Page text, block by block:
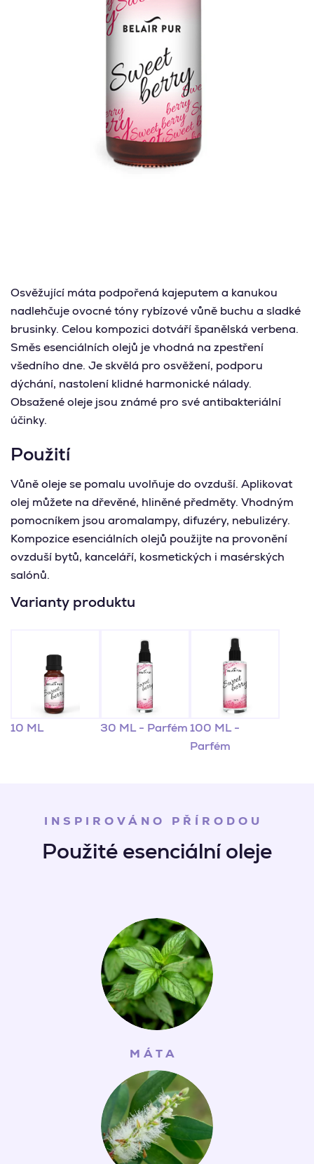
Osvěžující máta podpořená kajeputem a kanukou
nadlehčuje ovocné tóny rybízové vůně buchu a sladké
brusinky. Celou kompozici dotváří španělská verbena.
Směs esenciálních olejů je vhodná na zpestření
všedního dne. Je skvělá pro osvěžení, podporu
dýchání, nastolení klidné harmonické nálady.
Obsažené oleje jsou známé pro své antibakteriální
účinky.
Použití
Vůně oleje se pomalu uvolňuje do ovzduší. Aplikovat
olej můžete na dřevěné, hliněné předměty. Vhodným
pomocníkem jsou aromalampy, difuzéry, nebulizéry.
Kompozice esenciálních olejů použijte na provonění
ovzduší bytů, kanceláří, kosmetických i masérských
salónů.
Varianty produktu
10 ML 30 ML - Parfém100 ML -
Parfém
INSPIROVÁNO PŘÍRODOU
Použité esenciální oleje
MÁTA